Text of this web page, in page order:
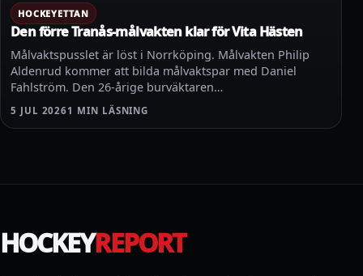
HOCKEYETTAN
Den förre Tranås-målvakten klar för Vita Hästen
Målvaktspusslet är löst i Norrköping. Målvakten Philip
Aldenrud kommer att bilda målvaktspar med Daniel
Fahlström. Den 26-årige burväktaren…
5 JUL 2026 1 MIN LÄSNING
HOCKEYREPORT